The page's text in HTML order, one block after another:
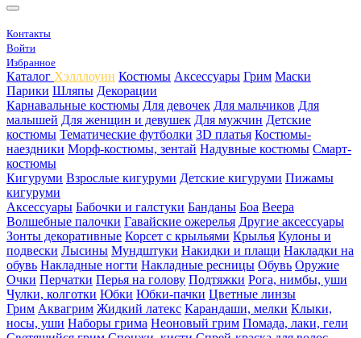
Контакты
Войти
Избранное
Каталог Хэлллоуин Костюмы Аксессуары Грим Маски
Парики Шляпы Декорации
Карнавальные костюмы Для девочек Для мальчиков Для
малышей Для женщин и девушек Для мужчин Детские
костюмы Тематические футболки 3D платья Костюмы-
наездники Морф-костюмы, зентай Надувные костюмы Смарт-
костюмы
Кигуруми Взрослые кигуруми Детские кигуруми Пижамы
кигуруми
Аксессуары Бабочки и галстуки Банданы Боа Веера
Волшебные палочки Гавайские ожерелья Другие аксессуары
Зонты декоративные Корсет с крыльями Крылья Кулоны и
подвески Лысины Мундштуки Накидки и плащи Накладки на
обувь Накладные ногти Накладные ресницы Обувь Оружие
Очки Перчатки Перья на голову Подтяжки Рога, нимбы, уши
Чулки, колготки Юбки Юбки-пачки Цветные линзы
Грим Аквагрим Жидкий латекс Карандаши, мелки Клыки,
носы, уши Наборы грима Неоновый грим Помада, лаки, гели